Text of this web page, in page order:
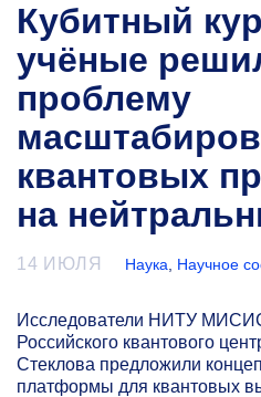
Кубитный
учёные
проблему
квантовых
на
14 ИЮЛЯ Наука Научное
Исследователи НИТУ
Российского квантового
Стеклова предложили
платформы для квантовых